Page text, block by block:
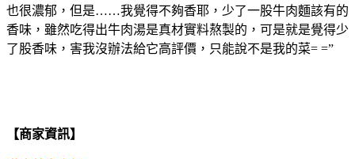
也很濃郁，但是……我覺得不夠香耶，少了一股牛肉麵該有的
香味，雖然吃得出牛肉湯是真材實料熬製的，可是就是覺得少
了股香味，害我沒辦法給它高評價，只能說不是我的菜= =”
【商家資訊】